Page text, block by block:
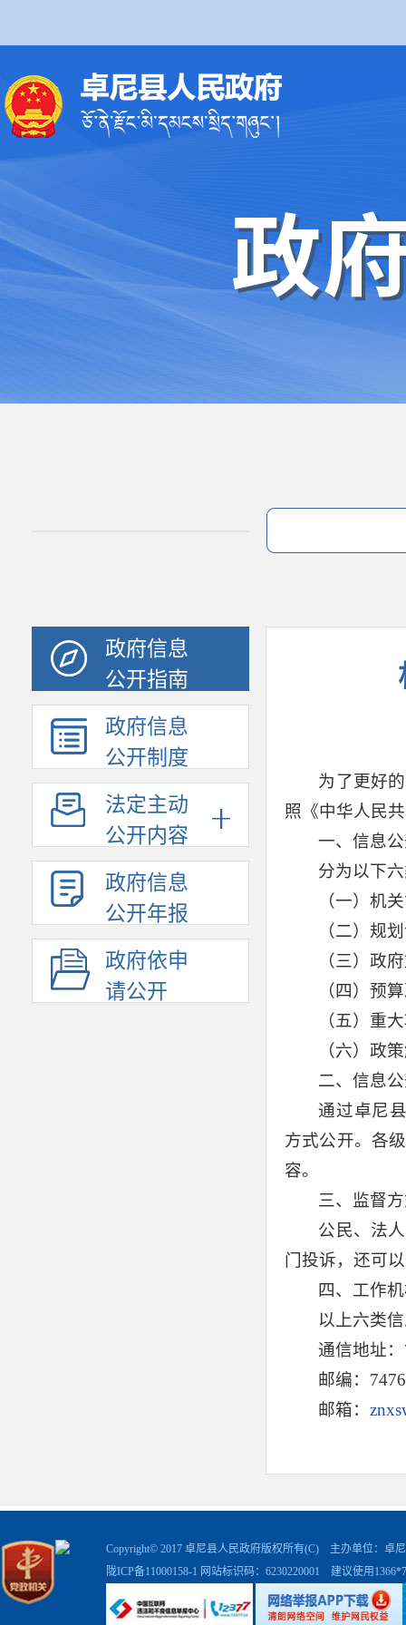
政府信息
公开指南
政府信息
公开制度
法定主动
公开内容
政府信息
公开年报
政府依申
请公开
为了更好
照《中华人民
一、信息
分为以下
（一）机
（二）规
（三）政
（四）预
（五）重
（六）政
二、信息
通过卓尼
方式公开。各
容。
三、监督
公民、法
门投诉，还可
四、工作
以上六类
通信地址
邮编：
邮箱：
Copyright© 2017 卓尼县人民政府版权所有(C) 主办单位：卓
陇ICP备11000158-1 网站标识码：6230220001 建议使用